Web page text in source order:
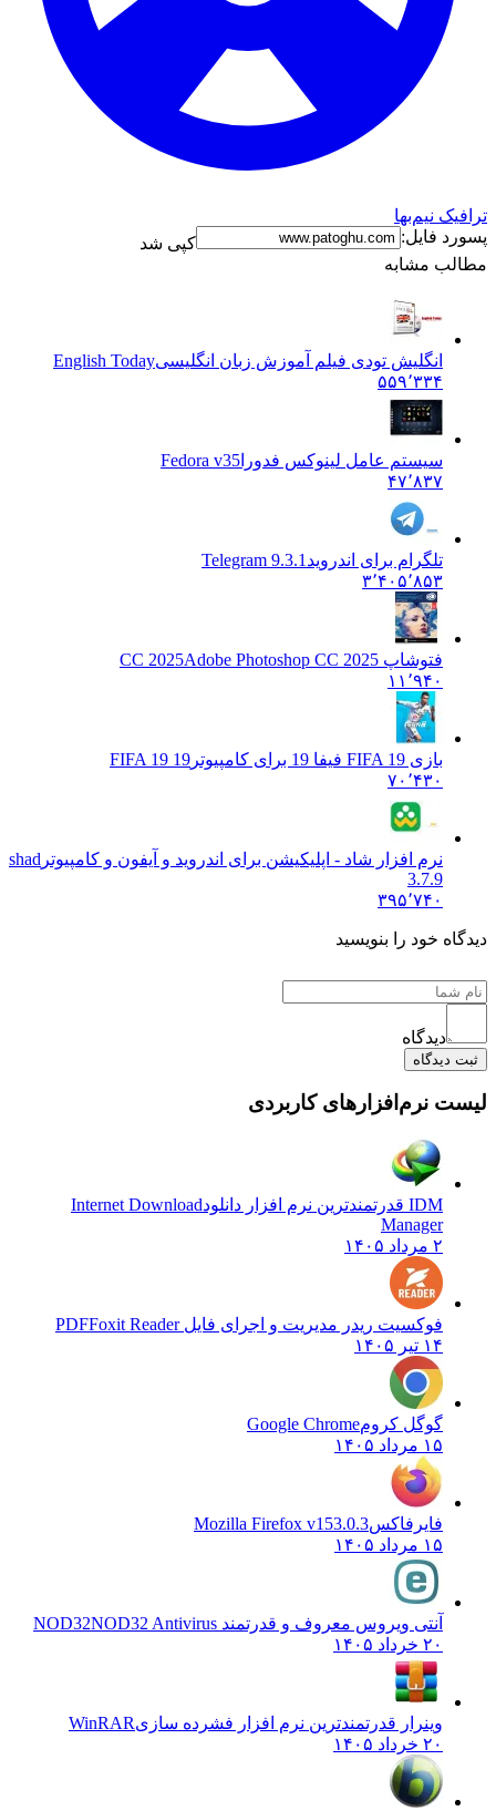
ترافیک نیم‌بها
پسورد فایل:
کپی شد
مطالب مشابه
انگلیش تودی فیلم آموزش زبان انگليسیEnglish Today
۵۵۹٬۳۳۴
سیستم عامل لینوکس فدورا Fedora v35
۴۷٬۸۳۷
تلگرام برای اندروید Telegram 9.3.1
۳٬۴۰۵٬۸۵۳
فتوشاپ CC 2025 Adobe Photoshop CC 2025
۱۱٬۹۴۰
بازی FIFA 19 فیفا 19 برای کامپیوتر
FIFA 19 19
۷۰٬۴۳۰
نرم افزار شاد - اپلیکیشن برای اندروید و آیفون و کامپیوتر shad
3.7.9
۳۹۵٬۷۴۰
دیدگاه خود را بنویسید
دیدگاه
ثبت دیدگاه
لیست نرم‌افزارهای کاربردی
IDM قدرتمندترین نرم افزار دانلود
Internet Download
Manager
۲ مرداد ۱۴۰۵
فوکسیت ریدر مدیریت و اجرای فایل PDFFoxit Reader
۱۴ تیر ۱۴۰۵
گوگل کرومGoogle Chrome
۱۵ مرداد ۱۴۰۵
فایرفاکسMozilla Firefox v153.0.3
۱۵ مرداد ۱۴۰۵
آنتی ویروس معروف و قدرتمند NOD32 NOD32 Antivirus
۲۰ خرداد ۱۴۰۵
وینرار قدرتمندترین نرم افزار فشرده سازیWinRAR
۲۰ خرداد ۱۴۰۵